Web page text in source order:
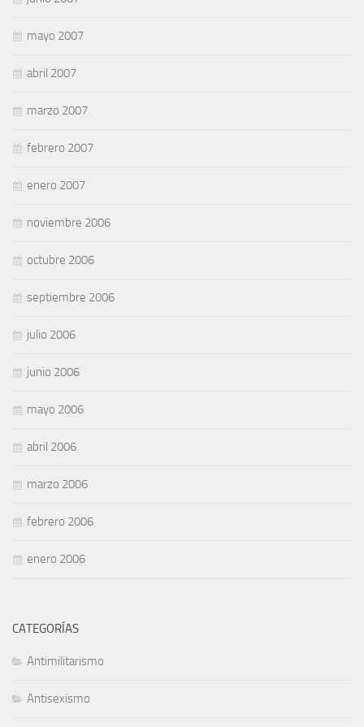
mayo 2007
abril 2007
marzo 2007
febrero 2007
enero 2007
noviembre 2006
octubre 2006
septiembre 2006
julio 2006
junio 2006
mayo 2006
abril 2006
marzo 2006
febrero 2006
enero 2006
CATEGORÍAS
Antimilitarismo
Antisexismo